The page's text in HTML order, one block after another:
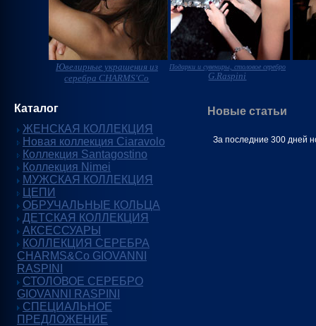
Ювелирные украшения из
серебра CHARMS'Co
Подарки и сувениры, столовое серебро
G.Raspini
Каталог
ЖЕНСКАЯ КОЛЛЕКЦИЯ
Новая коллекция Ciaravolo
Коллекция Santagostino
Коллекция Nimei
МУЖСКАЯ КОЛЛЕКЦИЯ
ЦЕПИ
ОБРУЧАЛЬНЫЕ КОЛЬЦА
ДЕТСКАЯ КОЛЛЕКЦИЯ
АКСЕССУАРЫ
КОЛЛЕКЦИЯ СЕРЕБРА
CHARMS&Co GIOVANNI
RASPINI
СТОЛОВОЕ СЕРЕБРО
GIOVANNI RASPINI
СПЕЦИАЛЬНОЕ
ПРЕДЛОЖЕНИЕ
Новые статьи
За последние 300 дней